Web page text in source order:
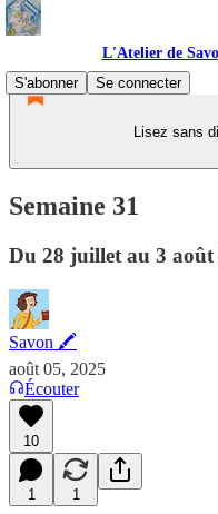
L'Atelier de
S'abonner
Se connecter
Lisez sans
Semaine 31
Du 28 juillet au 3 août
Savon 🖍
août 05, 2025
Écouter
10
1 1